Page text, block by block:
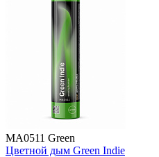
MA0511 Green
Цветной дым Green Indie